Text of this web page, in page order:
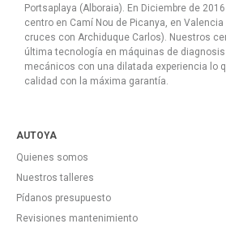
Portsaplaya (Alboraia). En Diciembre de
centro en Camí Nou de Picanya, en
cruces con Archiduque Carlos). Nuestros
última tecnología en máquinas de
mecánicos con una dilatada experiencia lo
calidad con la máxima garantía.
AUTOYA
Quienes somos
Nuestros talleres
Pídanos presupuesto
Revisiones mantenimiento